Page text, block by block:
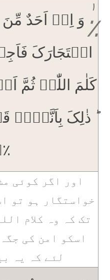
وَ اِنۡ اَحَدٌ
اسۡتَجَارَکَ
کَلٰمَ اللّٰہِ
ذٰلِکَ بِاَنَّہُمۡ
٪
۱
اور اگر کوئی
خواستگار ہو تو
تک کہ وہ کلام
اسکو امن کی
لئے کہ یہ